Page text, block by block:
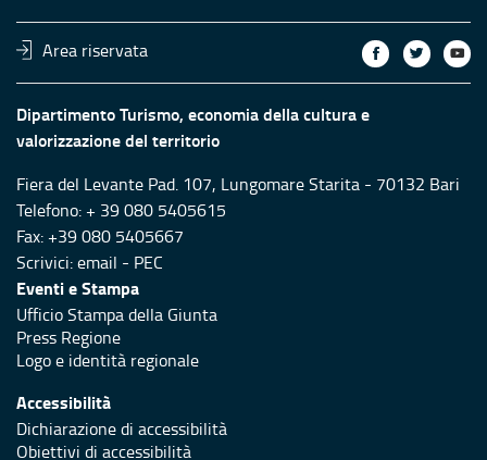
Area riservata
Dipartimento Turismo, economia della cultura e
valorizzazione del territorio
Fiera del Levante Pad. 107, Lungomare Starita - 70132 Bari
Telefono: + 39 080 5405615
Fax: +39 080 5405667
Scrivici:email - PEC
Eventi e Stampa
Ufficio Stampa della Giunta
Press Regione
Logo e identità regionale
Accessibilità
Dichiarazione di accessibilità
Obiettivi di accessibilità